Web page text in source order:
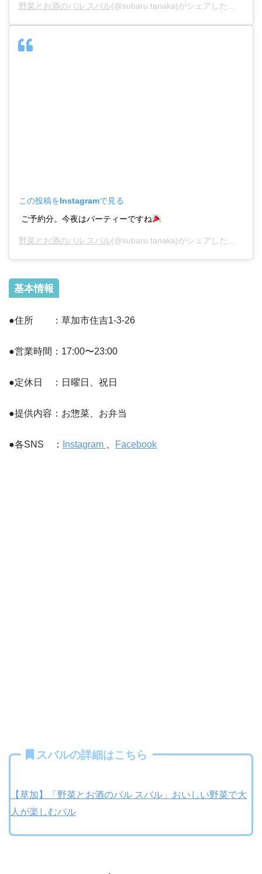
野菜とお酒のバル スバル(@subaru.tanaka)がシェアした投稿 –
この投稿をInstagramで見る
ご予約分。今夜はパーティーですね
野菜とお酒のバル スバル(@subaru.tanaka)がシェアした投稿 –
基本情報
●住所 ：草加市住吉1‐3‐26
●営業時間：17:00〜23:00
●定休日 ：日曜日、祝日
●提供内容：お惣菜、お弁当
●各SNS ： Instagram Facebook
スバルの詳細はこちら
【草加】「野菜とお酒のバル スバル」おいしい野菜で大
人が楽しむバル